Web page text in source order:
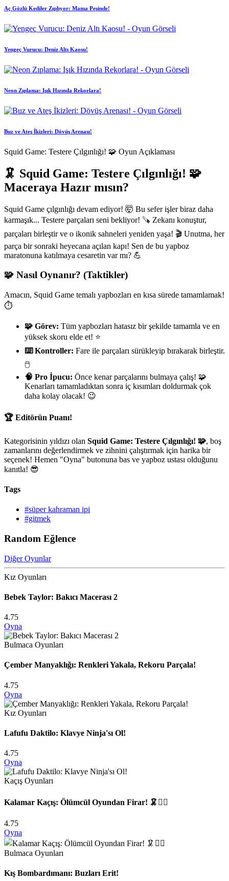
Aç Gözlü Kediler Zıplıyor: Mama Peşinde!
Yengeç Vurucu: Deniz Altı Kaosu!
Neon Zıplama: Işık Hızında Rekorlara!
Buz ve Ateş İkizleri: Dövüş Arenası!
Squid Game: Testere Çılgınlığı! 🧩 Oyun Açıklaması
🦑 Squid Game: Testere Çılgınlığı! 🧩
Maceraya Hazır mısın?
Squid Game çılgınlığı devam ediyor! 🤯 Bu sefer işler biraz daha
karmaşık... Testere parçaları seni bekliyor! 🪚 Zekanı konuştur,
parçaları birleştir ve o ikonik sahneleri yeniden yaşa! 🎬 Unutma, her
parça bir sonraki heyecana açılan kapı! Sen de bu yapboz
maratonuna katılmaya cesaretin var mı? 💪
🧩 Nasıl Oynanır? (Taktikler)
Amacın, Squid Game temalı yapbozları en kısa sürede tamamlamak!
⏱️
🧩 Görev: Tüm yapbozları hatasız bir şekilde tamamla ve en
yüksek skoru elde et! ⭐
⌨️ Kontroller: Fare ile parçaları sürükleyip bırakarak birleştir.
🖱️
🧠 Pro İpucu: Önce kenar parçalarını bulmaya çalış! 🧩
Kenarları tamamladıktan sonra iç kısımları doldurmak çok
daha kolay olacak! 😉
🏆 Editörün Puanı!
Kategorisinin yıldızı olan Squid Game: Testere Çılgınlığı! 🧩, boş
zamanlarını değerlendirmek ve zihnini çalıştırmak için harika bir
seçenek! Hemen "Oyna" butonuna bas ve yapboz ustası olduğunu
kanıtla! 😎
Tags
#süper kahraman ipi
#gitmek
Random Eğlence
Diğer Oyunlar
Kız Oyunları
Bebek Taylor: Bakıcı Macerası 2
4.75
Oyna
Bulmaca Oyunları
Çember Manyaklığı: Renkleri Yakala, Rekoru Parçala!
4.75
Oyna
Kız Oyunları
Lafufu Daktilo: Klavye Ninja'sı Ol!
4.75
Oyna
Kaçış Oyunları
Kalamar Kaçış: Ölümcül Oyundan Firar! 🦑🏃‍♂️
4.75
Oyna
Bulmaca Oyunları
Kış Bombardımanı: Buzları Erit!